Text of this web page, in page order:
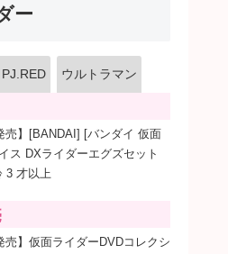
ー
ウルトラマン
売】[BANDAI] [バンダイ 仮面
ス DXライダーエグズセット
3 才以上
売】仮面ライダーDVDコレクシ